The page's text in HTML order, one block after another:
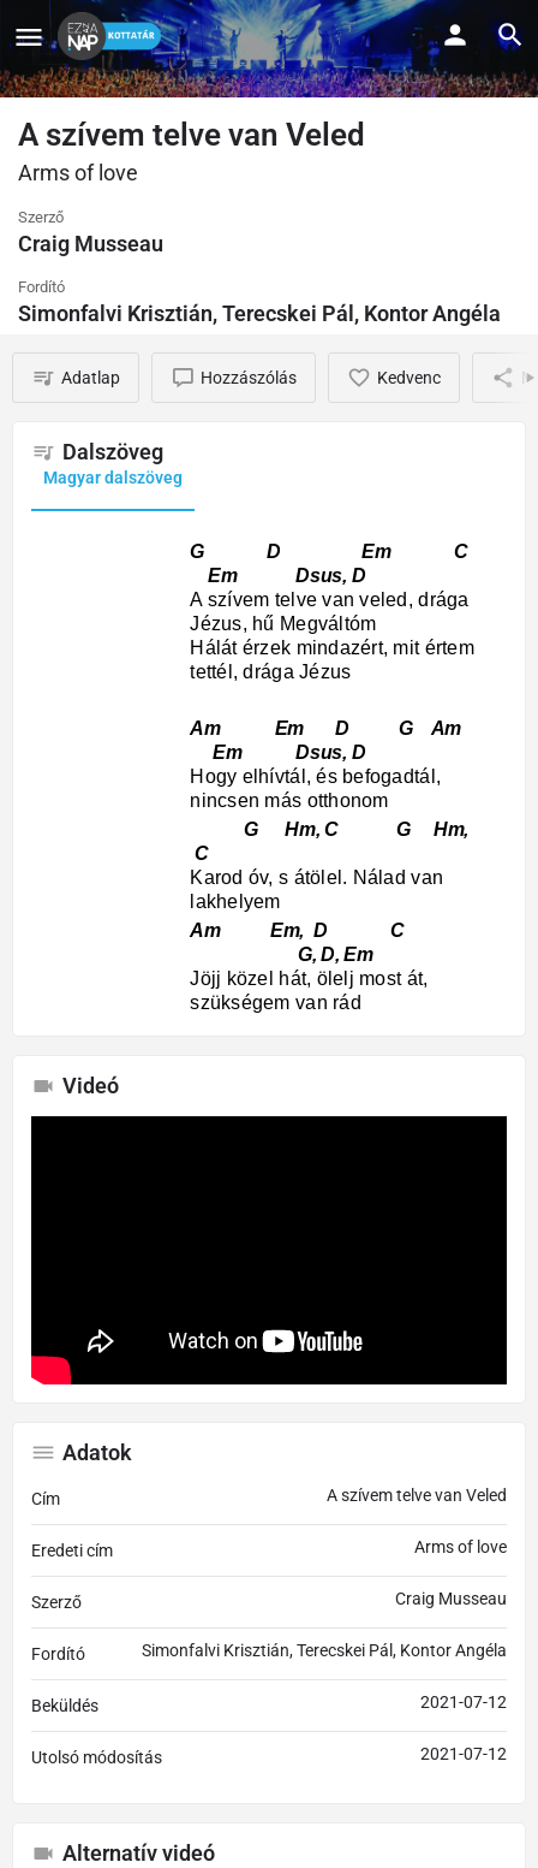
A szívem telve van Veled
Arms of love
Szerző
Craig Musseau
Fordító
Simonfalvi Krisztián, Terecskei Pál, Kontor Angéla
Adatlap Hozzászólás Kedvenc
Dalszöveg
Magyar dalszöveg
G D Em C
Em Dsus, D
A szívem telve van veled, drága
Jézus, hű Megváltóm
Hálát érzek mindazért, mit értem
tettél, drága Jézus
Am Em D G Am
Em Dsus, D
Hogy elhívtál, és befogadtál,
nincsen más otthonom
G Hm, C G Hm,
C
Karod óv, s átölel. Nálad van
lakhelyem
Am Em, D C
G, D, Em
Jöjj közel hát, ölelj most át,
szükségem van rád
Videó
Adatok
Cím A szívem telve van Veled
Eredeti cím Arms of love
Szerző Craig Musseau
Fordító Simonfalvi Krisztián, Terecskei Pál, Kontor Angéla
Beküldés 2021-07-12
Utolsó módosítás 2021-07-12
Alternatív videó